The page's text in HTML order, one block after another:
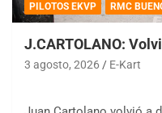
PILOTOS EKVP RMC
J.CARTOLANO:
3 agosto, 2026 E-Kart